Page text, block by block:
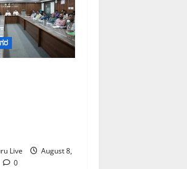
Live
August 8,
0